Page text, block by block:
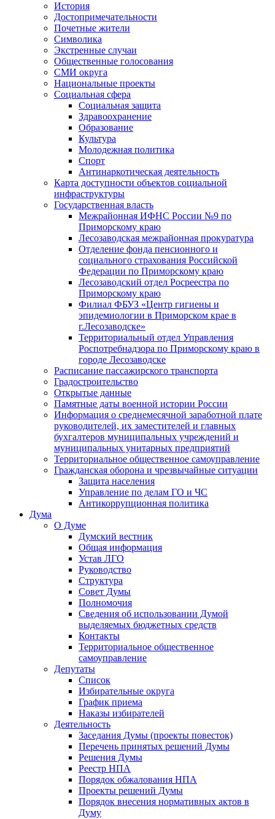
История
Достопримечательности
Почетные жители
Символика
Экстренные случаи
Общественные голосования
СМИ округа
Национальные проекты
Социальная сфера
Социальная защита
Здравоохранение
Образование
Культура
Молодежная политика
Спорт
Антинаркотическая деятельность
Карта доступности объектов социальной
инфраструктуры
Государственная власть
Межрайонная ИФНС России №9 по
Приморскому краю
Лесозаводская межрайонная прокуратура
Отделение фонда пенсионного и
социального страхования Российской
Федерации по Приморскому краю
Лесозаводский отдел Росреестра по
Приморскому краю
Филиал ФБУЗ «Центр гигиены и
эпидемиологии в Приморском крае в
г.Лесозаводске»
Территориальный отдел Управления
Роспотребнадзора по Приморскому краю в
городе Лесозаводске
Расписание пассажирского транспорта
Градостроительство
Открытые данные
Памятные даты военной истории России
Информация о среднемесячной заработной плате
руководителей, их заместителей и главных
бухгалтеров муниципальных учреждений и
муниципальных унитарных предприятий
Территориальное общественное самоуправление
Гражданская оборона и чрезвычайные ситуации
Защита населения
Управление по делам ГО и ЧС
Антикоррупционная политика
Дума
О Думе
Думский вестник
Общая информация
Устав ЛГО
Руководство
Структура
Совет Думы
Полномочия
Сведения об использовании Думой
выделяемых бюджетных средств
Контакты
Территориальное общественное
самоуправление
Депутаты
Список
Избирательные округа
График приема
Наказы избирателей
Деятельность
Заседания Думы (проекты повесток)
Перечень принятых решений Думы
Решения Думы
Реестр НПА
Порядок обжалования НПА
Проекты решений Думы
Порядок внесения нормативных актов в
Думу